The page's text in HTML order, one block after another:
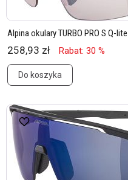
Alpina okulary TURBO PRO S Q-
258,93 zł Rabat: 30 %
Do koszyka